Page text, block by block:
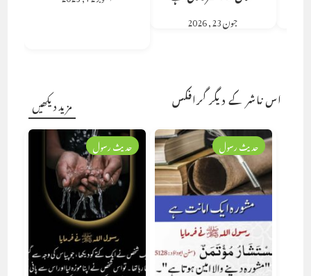
جون 23, 2026
اس ناشر کے دیگر گرافکس مزید دیکھیں
حدیث رسول حدیث رسول